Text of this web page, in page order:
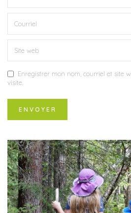
Enregistrer mon nom, courriel et site
visite.